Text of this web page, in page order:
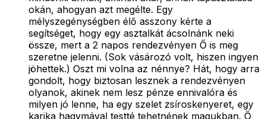
okán, ahogyan azt megélte. Egy
mélyszegénységben élő asszony kérte a
segítséget, hogy egy asztalkát ácsolnánk neki
össze, mert a 2 napos rendezvényen Ő is meg
szeretne jelenni. (Sok vásározó volt, hiszen ingyen
jöhettek.) Oszt mi volna az nénnye? Hát, hogy arra
gondolt, hogy biztosan lesznek a rendezvényen
olyanok, akinek nem lesz pénze ennivalóra és
milyen jó lenne, ha egy szelet zsíroskenyeret, egy
karika hagymával testté tehetnének magukban. Ő